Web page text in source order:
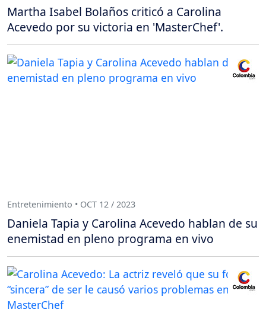
Martha Isabel Bolaños criticó a Carolina
Acevedo por su victoria en 'MasterChef'.
Entretenimiento • OCT 12 / 2023
Daniela Tapia y Carolina Acevedo hablan de su
enemistad en pleno programa en vivo